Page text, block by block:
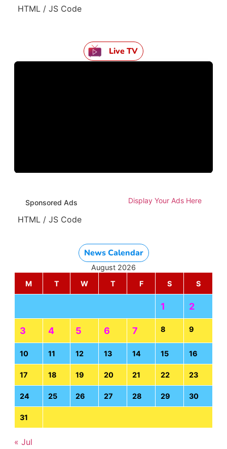
HTML / JS Code
Live TV
Sponsored Ads Display Your Ads Here
HTML / JS Code
News Calendar
August 2026
M
T W T F S S
1 2
3 4 5 6 7 8 9
10 11 12 13 14 15 16
17 18 19 20 21 22 23
24 25 26 27 28 29 30
31
« Jul